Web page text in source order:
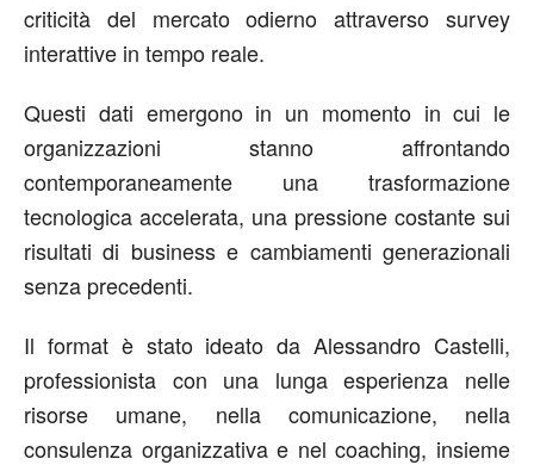
criticità del mercato odierno attraverso survey
interattive in tempo reale.
Questi dati emergono in un momento in cui le
organizzazioni stanno affrontando
contemporaneamente una trasformazione
tecnologica accelerata, una pressione costante sui
risultati di business e cambiamenti generazionali
senza precedenti.
Il format è stato ideato da Alessandro Castelli,
professionista con una lunga esperienza nelle
risorse umane, nella comunicazione, nella
consulenza organizzativa e nel coaching, insieme